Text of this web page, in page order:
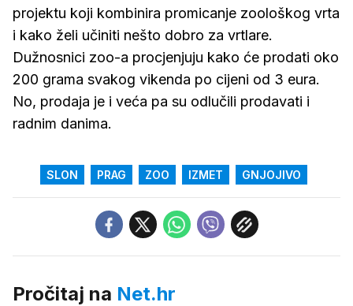
projektu koji kombinira promicanje zoološkog vrta
i kako želi učiniti nešto dobro za vrtlare.
Dužnosnici zoo-a procjenjuju kako će prodati oko
200 grama svakog vikenda po cijeni od 3 eura.
No, prodaja je i veća pa su odlučili prodavati i
radnim danima.
SLON PRAG ZOO IZMET GNJOJIVO
Pročitaj na Net.hr